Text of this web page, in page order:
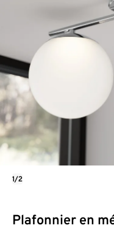
Plafonnier en
1/2